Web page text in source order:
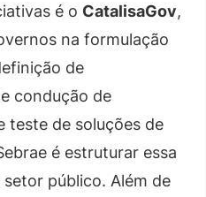
é o CatalisaGov,
na formulação
de
condução de
teste de soluções de
é estruturar essa
público. Além de